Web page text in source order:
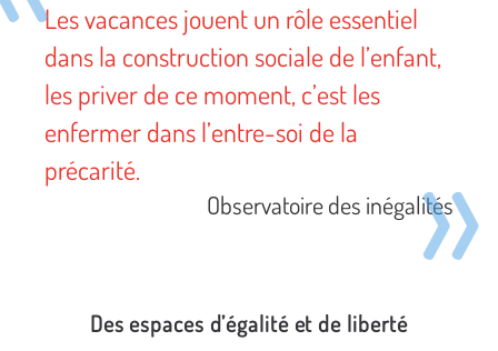
Les vacances jouent un rôle essentiel
dans la construction sociale de l’enfant,
les priver de ce moment, c’est les
enfermer dans l’entre-soi de la
précarité.
Observatoire des inégalités
Des espaces d’égalité et de liberté